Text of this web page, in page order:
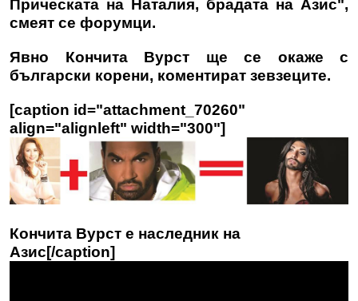
Прическата на Наталия, брадата на Азис",
смеят се форумци.
Явно Кончита Вурст ще се окаже с
български корени, коментират зевзеците.
[caption id="attachment_70260"
align="alignleft" width="300"]
Кончита Вурст е наследник на
Азис[/caption]